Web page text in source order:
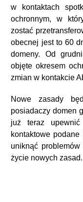
w kontaktach
ochronnym, w
zostać
obecnej jest to 60
domeny. Od
objęte okresem
zmian w kontakcie
Nowe zasady
posiadaczy domen
już teraz
kontaktowe podane
uniknąć
życie nowych zasad.